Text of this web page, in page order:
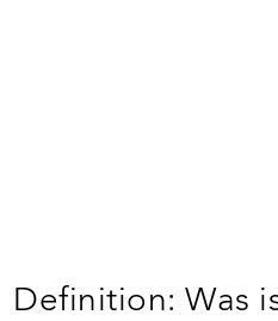
Definition: Was